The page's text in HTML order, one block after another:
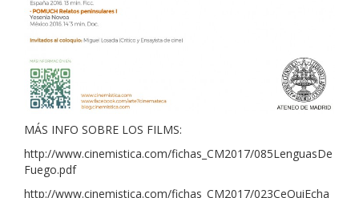
MÁS INFO SOBRE LOS FILMS:
http://www.cinemistica.com/fichas_CM2017/085LenguasDe
Fuego.pdf
http://www.cinemistica.com/fichas_CM2017/023CeQuiEcha